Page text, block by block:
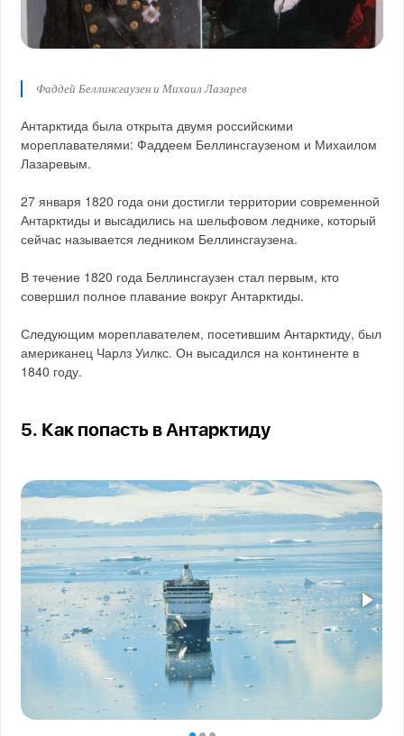
Фаддей Беллинсгаузен и Михаил Лазарев
Антарктида была открыта двумя российскими
мореплавателями: Фаддеем Беллинсгаузеном и Михаилом
Лазаревым.
27 января 1820 года они достигли территории современной
Антарктиды и высадились на шельфовом леднике, который
сейчас называется ледником Беллинсгаузена.
В течение 1820 года Беллинсгаузен стал первым, кто
совершил полное плавание вокруг Антарктиды.
Следующим мореплавателем, посетившим Антарктиду, был
американец Чарлз Уилкс. Он высадился на континенте в
1840 году.
5. Как попасть в Антарктиду